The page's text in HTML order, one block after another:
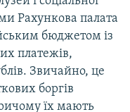
Рахункова палата
бюджетом із
платежів,
Звичайно, це
боргів
їх мають